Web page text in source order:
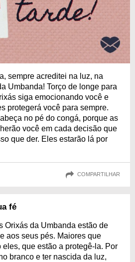
sempre acreditei na luz, na
Umbanda! Torço de longe para
siga emocionando você e
protegerá você para sempre.
no pé do congá, porque as
você em cada decisão que
que der. Eles estarão lá por
COMPARTILHAR
fé
Orixás da Umbanda estão de
aos seus pés. Maiores que
que estão a protegê-la. Por
branco e ter nascida da luz,